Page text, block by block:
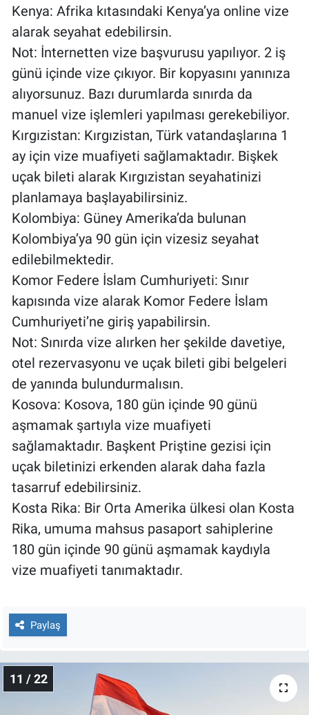
Kenya: Afrika kıtasındaki Kenya’ya online vize
alarak seyahat edebilirsin.
Not: İnternetten vize başvurusu yapılıyor. 2 iş
günü içinde vize çıkıyor. Bir kopyasını yanınıza
alıyorsunuz. Bazı durumlarda sınırda da
manuel vize işlemleri yapılması gerekebiliyor.
Kırgızistan: Kırgızistan, Türk vatandaşlarına 1
ay için vize muafiyeti sağlamaktadır. Bişkek
uçak bileti alarak Kırgızistan seyahatinizi
planlamaya başlayabilirsiniz.
Kolombiya: Güney Amerika’da bulunan
Kolombiya’ya 90 gün için vizesiz seyahat
edilebilmektedir.
Komor Federe İslam Cumhuriyeti: Sınır
kapısında vize alarak Komor Federe İslam
Cumhuriyeti’ne giriş yapabilirsin.
Not: Sınırda vize alırken her şekilde davetiye,
otel rezervasyonu ve uçak bileti gibi belgeleri
de yanında bulundurmalısın.
Kosova: Kosova, 180 gün içinde 90 günü
aşmamak şartıyla vize muafiyeti
sağlamaktadır. Başkent Priştine gezisi için
uçak biletinizi erkenden alarak daha fazla
tasarruf edebilirsiniz.
Kosta Rika: Bir Orta Amerika ülkesi olan Kosta
Rika, umuma mahsus pasaport sahiplerine
180 gün içinde 90 günü aşmamak kaydıyla
vize muafiyeti tanımaktadır.
Paylaş
11 / 22